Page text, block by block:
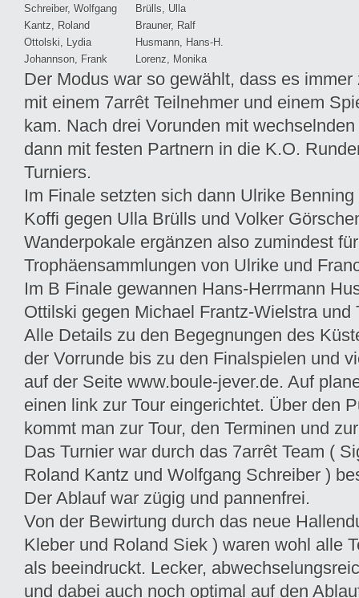
Schreiber, Wolfgang
Brülls, Ulla
Kantz, Roland
Brauner, Ralf
Ottolski, Lydia
Husmann, Hans-H.
Johannson, Frank
Lorenz, Monika
Der Modus war so gewählt, dass es immer
mit einem 7arrêt Teilnehmer und einem
kam. Nach drei Vorunden mit
dann mit festen Partnern in die K.O.
Turniers.
Im Finale setzten sich dann Ulrike
Koffi gegen Ulla Brülls und Volker
Wanderpokale ergänzen also zumindest
Trophäensammlungen von Ulrike und
Im B Finale gewannen Hans-Herrmann
Ottilski gegen Michael Frantz-Wielstra und
Alle Details zu den Begegnungen des
der Vorrunde bis zu den Finalspielen und
auf der Seite www.boule-jever.de. Auf
einen link zur Tour eingerichtet. Über den
kommt man zur Tour, den Terminen und
Das Turnier war durch das 7arrêt Team (
Roland Kantz und Wolfgang Schreiber )
Der Ablauf war zügig und pannenfrei.
Von der Bewirtung durch das neue
Kleber und Roland Siek ) waren wohl alle
als beeindruckt. Lecker,
und dabei auch noch optimal auf den